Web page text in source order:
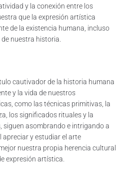
y la conexión entre los
que la expresión artística
de la existencia humana, incluso
nuestra historia.
cautivador de la historia humana
y la vida de nuestros
como las técnicas primitivas, la
los significados rituales y la
asombrando e intrigando a
apreciar y estudiar el arte
nuestra propia herencia cultural
expresión artística.